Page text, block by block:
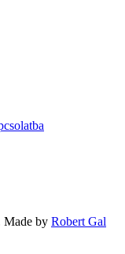
Made by Robert Gal